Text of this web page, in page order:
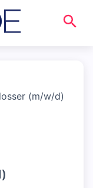
(m/w/d)